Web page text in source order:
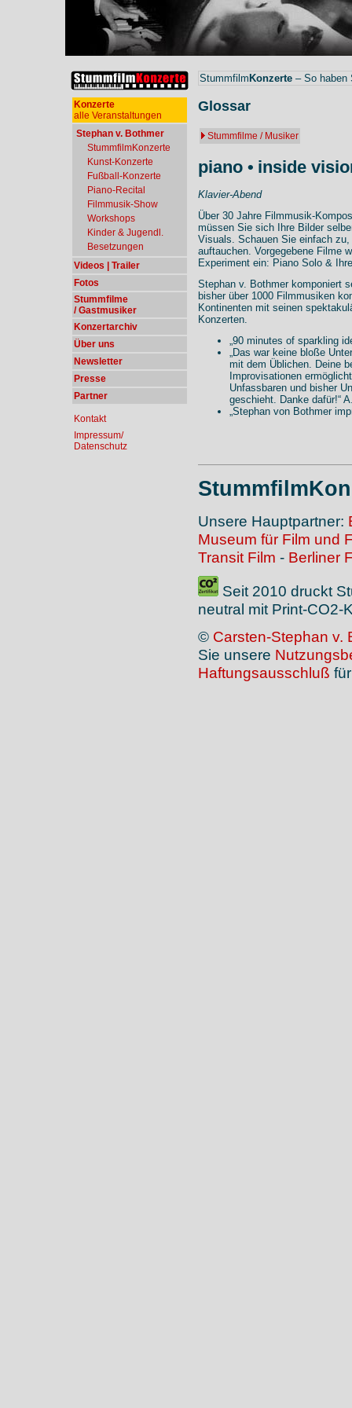
Konzerte
alle Veranstaltungen
Stephan v. Bothmer
StummfilmKonzerte
Kunst-Konzerte
Fußball-Konzerte
Piano-Recital
Filmmusik-Show
Workshops
Kinder & Jugendl.
Besetzungen
Videos | Trailer
Fotos
Stummfilme
/ Gastmusiker
Konzertarchiv
Über uns
Newsletter
Presse
Partner
Kontakt
Impressum/
Datenschutz
Stummfilm Konzerte – So haben
Glossar
Stummfilme / Musiker
piano • inside
Klavier-Abend
Über 30 Jahre Filmmusik-
müssen Sie sich Ihre Bilder
Visuals. Schauen Sie einfach
auftauchen. Vorgegebene Filme
Experiment ein: Piano Solo &
Stephan v. Bothmer komponiert
bisher über 1000 Filmmusiken
Kontinenten mit seinen
Konzerten.
„90 minutes of sparkling
„Das war keine bloße
mit dem Üblichen. Deine
Improvisationen
Unfassbaren und bisher
geschieht. Danke dafür!“
„Stephan von Bothmer
Unsere Hauptpartner:
Museum für Film und
Transit Film - Berliner
Seit 2010 druckt
neutral mit Print-CO2-
© Carsten-Stephan v.
Sie unsere
Haftungsausschluß